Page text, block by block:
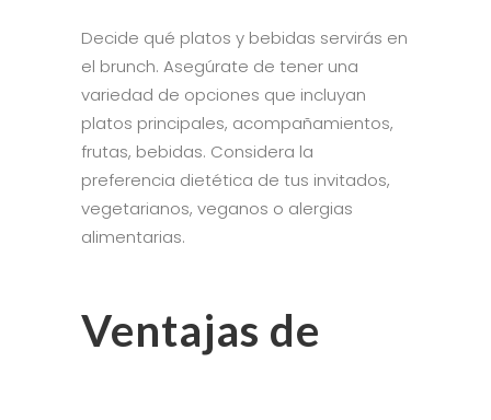
Decide qué platos y bebidas servirás en
el brunch. Asegúrate de tener una
variedad de opciones que incluyan
platos principales, acompañamientos,
frutas, bebidas. Considera la
preferencia dietética de tus invitados,
vegetarianos, veganos o alergias
alimentarias.
Ventajas de